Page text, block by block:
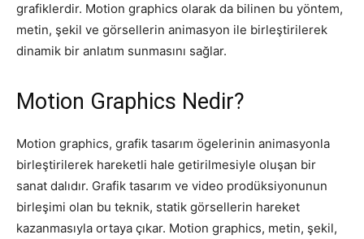
Tasarım,
UI/UX
grafiklerdir. Motion graphics olarak da bilinen bu yöntem,
metin, şekil ve görsellerin animasyon ile birleştirilerek
dinamik bir anlatım sunmasını sağlar.
Motion Graphics Nedir?
Motion graphics, grafik tasarım ögelerinin animasyonla
birleştirilerek hareketli hale getirilmesiyle oluşan bir
sanat dalıdır. Grafik tasarım ve video prodüksiyonunun
birleşimi olan bu teknik, statik görsellerin hareket
kazanmasıyla ortaya çıkar. Motion graphics, metin, şekil,